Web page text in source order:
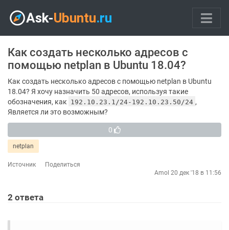
Как создать несколько адресов с
помощью netplan в Ubuntu 18.04?
Как создать несколько адресов с помощью netplan в Ubuntu
18.04? Я хочу назначить 50 адресов, используя такие
обозначения, как 192.10.23.1/24-192.10.23.50/24 ,
Является ли это возможным?
0
netplan
Источник
Поделиться
Amol 20 дек '18 в 11:56
2 ответа